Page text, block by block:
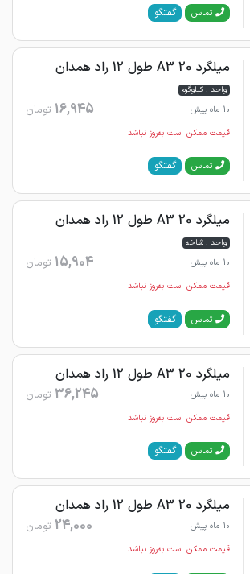
تماس گفتگو
میلگرد 20 A3 طول 12 راد همدان
واحد : کیلوگرم
10 ماه پیش
16,945 تومان
قیمت ممکن است به‌روز نباشد
تماس گفتگو
میلگرد 20 A3 طول 12 راد همدان
واحد : شاخه
10 ماه پیش
15,904 تومان
قیمت ممکن است به‌روز نباشد
تماس گفتگو
میلگرد 20 A3 طول 12 راد همدان
10 ماه پیش 36,245 تومان
قیمت ممکن است به‌روز نباشد
تماس گفتگو
میلگرد 20 A3 طول 12 راد همدان
10 ماه پیش 24,000 تومان
قیمت ممکن است به‌روز نباشد